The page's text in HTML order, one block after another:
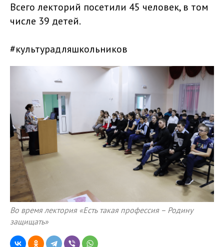
Всего лекторий посетили 45 человек, в том
числе 39 детей.
#культурадляшкольников
Во время лектория «Есть такая профессия – Родину
защищать»